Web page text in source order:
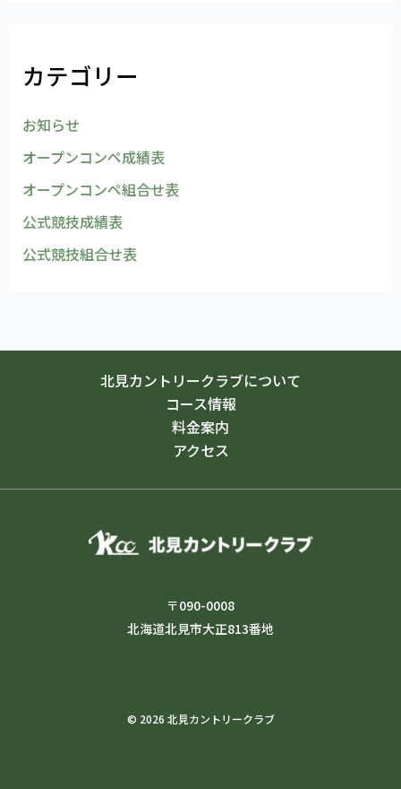
カテゴリー
お知らせ
オープンコンペ成績表
オープンコンペ組合せ表
公式競技成績表
公式競技組合せ表
北見カントリークラブについて
コース情報
料金案内
アクセス
〒090-0008
北海道北見市大正813番地
© 2026 北見カントリークラブ